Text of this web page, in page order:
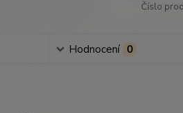
Číslo
Hodnocení 0